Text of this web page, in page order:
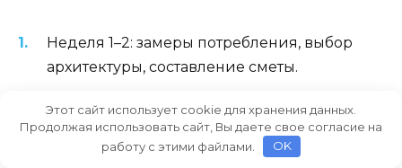
Неделя 1–2: замеры потребления, выбор
архитектуры, составление сметы.
Неделя 3–4: закупка оборудования (насос,
буфер, фильтры, клапаны, умягчение,
автоматика).
Этот сайт использует cookie для хранения данных.
Продолжая использовать сайт, Вы даете свое согласие на
работу с этими файлами.
OK